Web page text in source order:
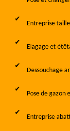
Entreprise
Elagage et
Dessouchage
Pose de gazon
Entreprise